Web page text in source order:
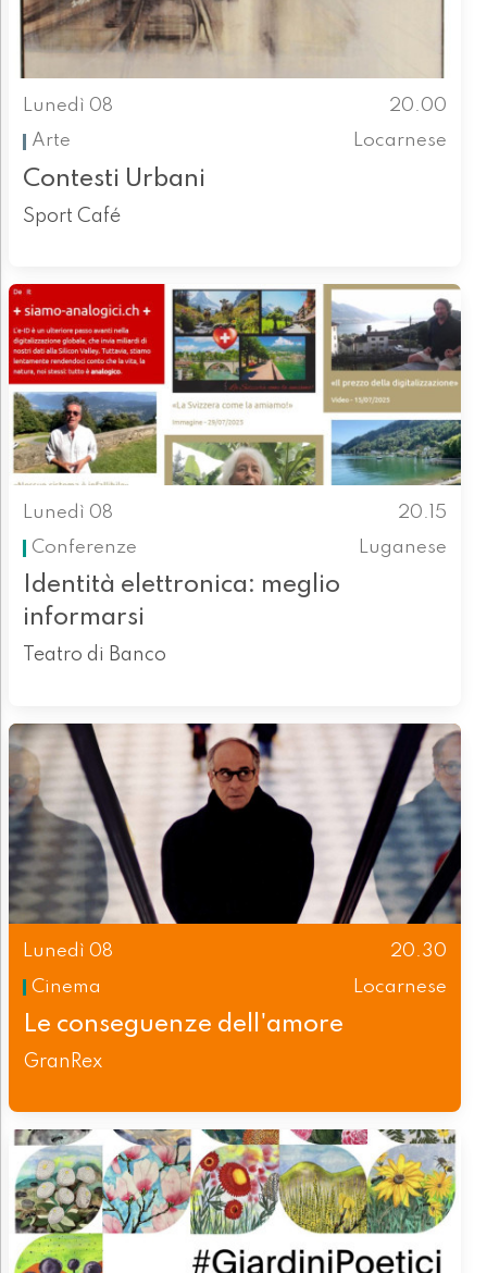
Lunedì 08
20.00
Arte
Locarnese
Contesti Urbani
Sport Café
Lunedì 08
20.15
Conferenze
Luganese
Identità elettronica: meglio
informarsi
Teatro di Banco
Lunedì 08
20.30
Cinema
Locarnese
Le conseguenze dell'amore
GranRex